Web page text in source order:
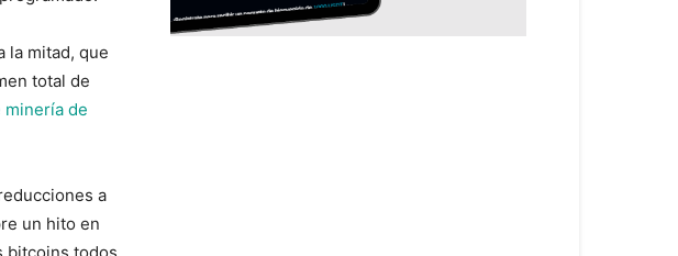
la mitad, que
total de
de
a
un hito en